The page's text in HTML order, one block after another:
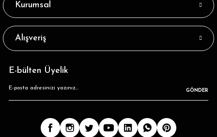
Kurumsal
Alışveriş
E-bülten Üyelik
GÖNDER